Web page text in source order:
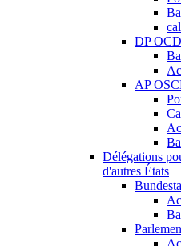
DP
AP
Délégations
d'autres États